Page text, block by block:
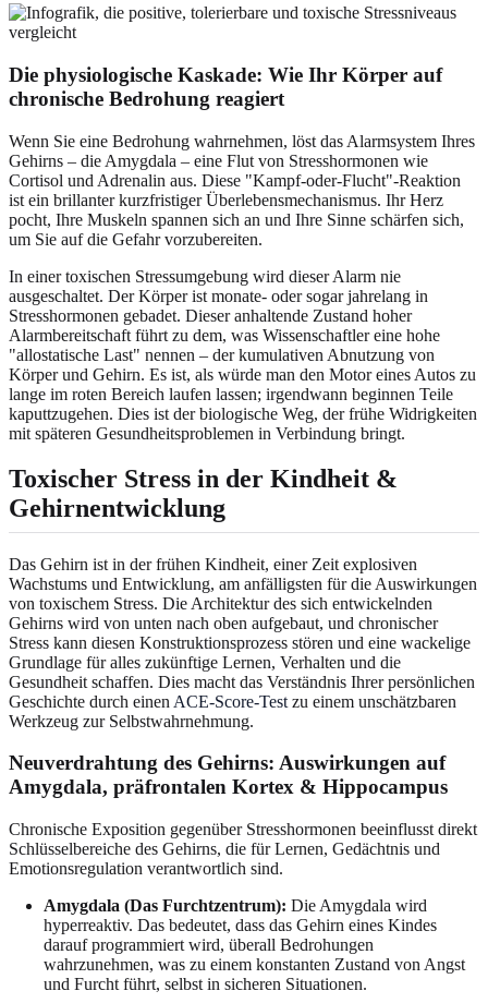
Die physiologische Kaskade: Wie Ihr Körper auf
chronische Bedrohung reagiert
Wenn Sie eine Bedrohung wahrnehmen, löst das Alarmsystem Ihres
Gehirns – die Amygdala – eine Flut von Stresshormonen wie
Cortisol und Adrenalin aus. Diese "Kampf-oder-Flucht"-Reaktion
ist ein brillanter kurzfristiger Überlebensmechanismus. Ihr Herz
pocht, Ihre Muskeln spannen sich an und Ihre Sinne schärfen sich,
um Sie auf die Gefahr vorzubereiten.
In einer toxischen Stressumgebung wird dieser Alarm nie
ausgeschaltet. Der Körper ist monate- oder sogar jahrelang in
Stresshormonen gebadet. Dieser anhaltende Zustand hoher
Alarmbereitschaft führt zu dem, was Wissenschaftler eine hohe
"allostatische Last" nennen – der kumulativen Abnutzung von
Körper und Gehirn. Es ist, als würde man den Motor eines Autos zu
lange im roten Bereich laufen lassen; irgendwann beginnen Teile
kaputtzugehen. Dies ist der biologische Weg, der frühe Widrigkeiten
mit späteren Gesundheitsproblemen in Verbindung bringt.
Toxischer Stress in der Kindheit &
Gehirnentwicklung
Das Gehirn ist in der frühen Kindheit, einer Zeit explosiven
Wachstums und Entwicklung, am anfälligsten für die Auswirkungen
von toxischem Stress. Die Architektur des sich entwickelnden
Gehirns wird von unten nach oben aufgebaut, und chronischer
Stress kann diesen Konstruktionsprozess stören und eine wackelige
Grundlage für alles zukünftige Lernen, Verhalten und die
Gesundheit schaffen. Dies macht das Verständnis Ihrer persönlichen
Geschichte durch einen ACE-Score-Test zu einem unschätzbaren
Werkzeug zur Selbstwahrnehmung.
Neuverdrahtung des Gehirns: Auswirkungen auf
Amygdala, präfrontalen Kortex & Hippocampus
Chronische Exposition gegenüber Stresshormonen beeinflusst direkt
Schlüsselbereiche des Gehirns, die für Lernen, Gedächtnis und
Emotionsregulation verantwortlich sind.
Amygdala (Das Furchtzentrum): Die Amygdala wird
hyperreaktiv. Das bedeutet, dass das Gehirn eines Kindes
darauf programmiert wird, überall Bedrohungen
wahrzunehmen, was zu einem konstanten Zustand von Angst
und Furcht führt, selbst in sicheren Situationen.